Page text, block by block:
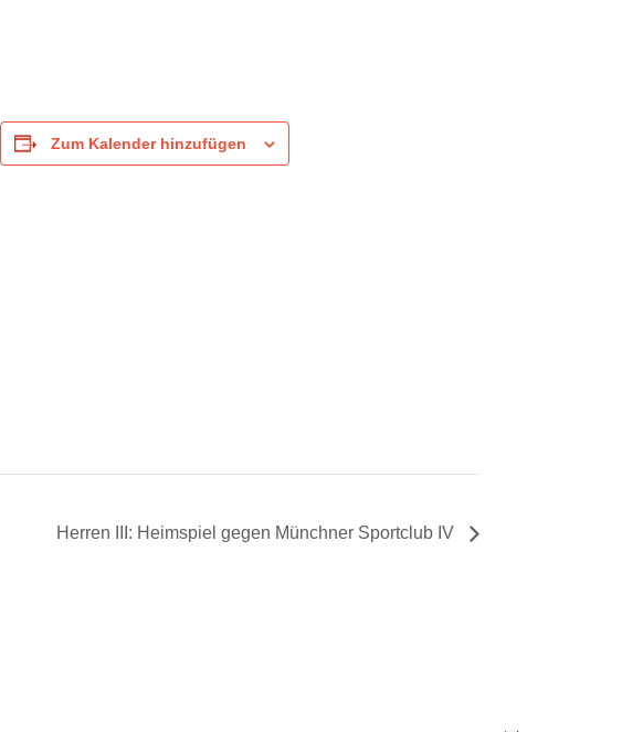
Zum Kalender hinzufügen
Herren III: Heimspiel gegen Münchner Sportclub IV